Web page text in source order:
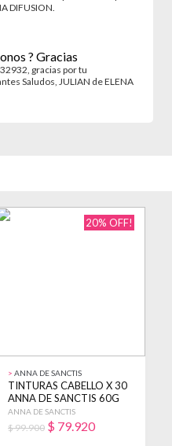
DIFUSION.
? Gracias
gracias por tu
Saludos, JULIAN de ELENA
20% OFF!
> ANNA DE SANCTIS
TINTURAS CABELLO X 30
ANNA DE SANCTIS 60G
COLOR PELUQUERIA
VARIOS
ANNA DE SANCTIS
$ 99.900 $ 79.920